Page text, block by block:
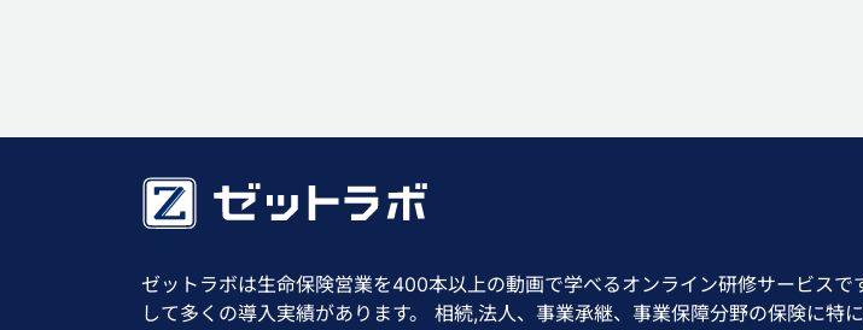
ゼットラボは生命保険営業を400本以上の動画で学べるオンライン研修サービス
して多くの導入実績があります。 相続,法人、事業承継、事業保障分野の保険に特に